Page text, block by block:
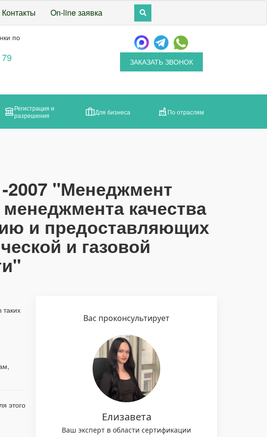
Контакты On-line заявка
по
ЗАКАЗАТЬ ЗВОНОК
Регистрация и
разрешения
Для бизнеса По отраслям
"Менеджмент
качества
и предоставляющих
и газовой
этого
Вас проконсультирует
Елизавета
Ваш эксперт в области сертификации